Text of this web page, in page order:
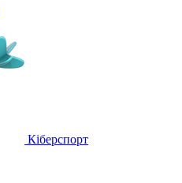
Кіберспорт